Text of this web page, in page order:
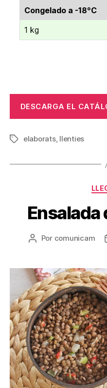
Congelado a -18ºC
1 kg
DESCARGA EL
Etiquetas
elaborats, llenties
Ensalada
Autor
entrada
Por comunicam